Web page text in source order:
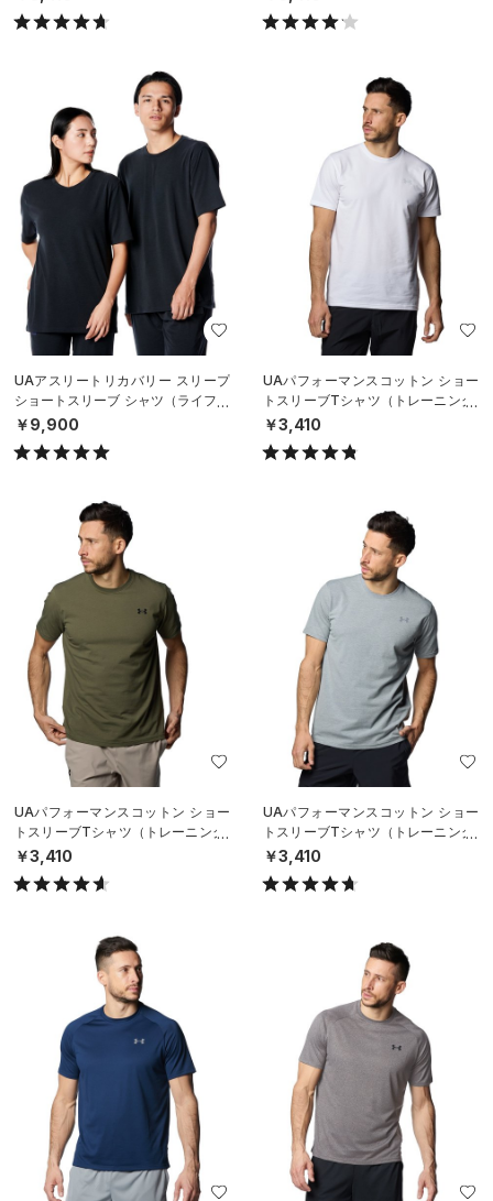
UAアスリートリカバリー スリープ
ショートスリーブ シャツ（ライフス
タイル/UNISEX）
￥9,900
UAパフォーマンスコットン ショー
トスリーブTシャツ（トレーニング/
MEN）
￥3,410
UAパフォーマンスコットン ショー
トスリーブTシャツ（トレーニング/
MEN）
￥3,410
UAパフォーマンスコットン ショー
トスリーブTシャツ（トレーニング/
MEN）
￥3,410